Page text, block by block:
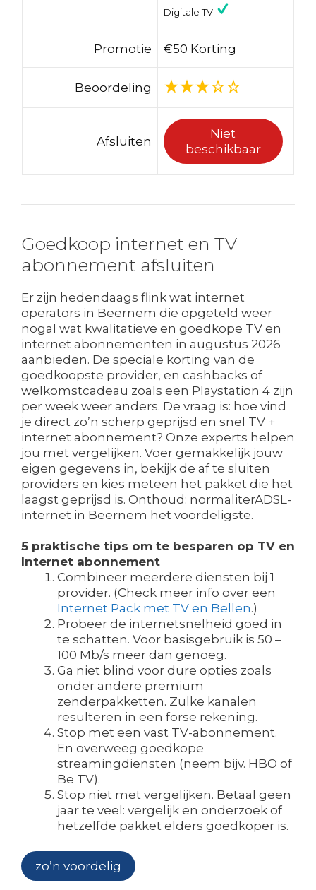
Digitale TV
Promotie €50 Korting
Beoordeling
Afsluiten
Niet
beschikbaar
Goedkoop internet en TV
abonnement afsluiten
Er zijn hedendaags flink wat internet
operators in Beernem die opgeteld weer
nogal wat kwalitatieve en goedkope TV en
internet abonnementen in augustus 2026
aanbieden. De speciale korting van de
goedkoopste provider, en cashbacks of
welkomstcadeau zoals een Playstation 4 zijn
per week weer anders. De vraag is: hoe vind
je direct zo’n scherp geprijsd en snel TV +
internet abonnement? Onze experts helpen
jou met vergelijken. Voer gemakkelijk jouw
eigen gegevens in, bekijk de af te sluiten
providers en kies meteen het pakket die het
laagst geprijsd is. Onthoud: normaliterADSL-
internet in Beernem het voordeligste.
5 praktische tips om te besparen op TV en
Internet abonnement
Combineer meerdere diensten bij 1
provider. (Check meer info over een
Internet Pack met TV en Bellen.)
Probeer de internetsnelheid goed in
te schatten. Voor basisgebruik is 50 –
100 Mb/s meer dan genoeg.
Ga niet blind voor dure opties zoals
onder andere premium
zenderpakketten. Zulke kanalen
resulteren in een forse rekening.
Stop met een vast TV-abonnement.
En overweeg goedkope
streamingdiensten (neem bijv. HBO of
Be TV).
Stop niet met vergelijken. Betaal geen
jaar te veel: vergelijk en onderzoek of
hetzelfde pakket elders goedkoper is.
zo’n voordelig